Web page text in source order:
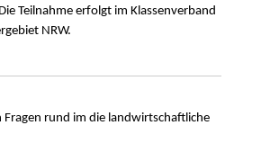
Teilnahme erfolgt im Klassenverband
NRW.
rund im die landwirtschaftliche